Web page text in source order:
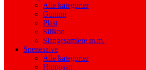
Alle kategorier
Gummi
Plast
Silikon
Slangesamlere m.m.
Spenesalve
Alle kategorier
Hipposan